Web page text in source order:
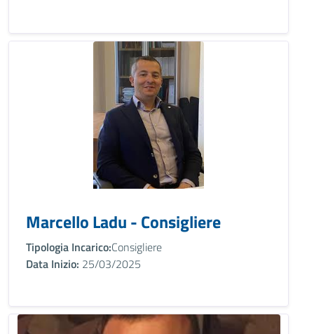
Marcello Ladu - Consigliere
Tipologia Incarico:Consigliere
Data Inizio: 25/03/2025